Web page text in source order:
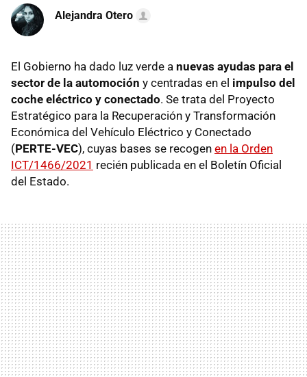
Alejandra Otero
El Gobierno ha dado luz verde a nuevas ayudas para el
sector de la automoción y centradas en el impulso del
coche eléctrico y conectado. Se trata del Proyecto
Estratégico para la Recuperación y Transformación
Económica del Vehículo Eléctrico y Conectado
(PERTE-VEC), cuyas bases se recogen en la Orden
ICT/1466/2021 recién publicada en el Boletín Oficial
del Estado.